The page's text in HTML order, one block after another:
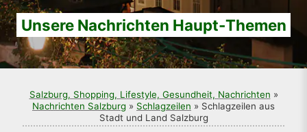
Unsere Nachrichten Haupt-Themen
Salzburg, Shopping, Lifestyle, Gesundheit, Nachrichten »
Nachrichten Salzburg » Schlagzeilen » Schlagzeilen aus
Stadt und Land Salzburg